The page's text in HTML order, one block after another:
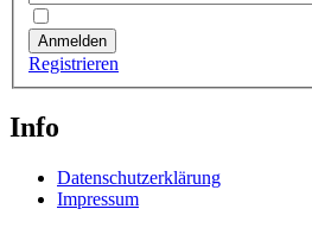
Anmelden
Registrieren
Info
Datenschutzerklärung
Impressum